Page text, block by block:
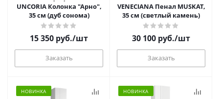
UNCORIA Колонка "Арно",
35 см (дуб сонома)
15 350 руб./шт
Заказать
VENECIANA Пенал MUSKAT,
35 см (светлый камень)
30 100 руб./шт
Заказать
НОВИНКА НОВИНКА